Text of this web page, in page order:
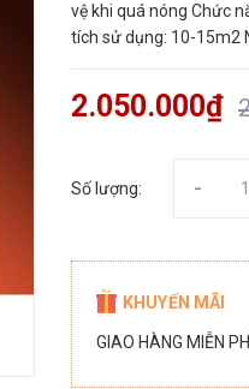
vệ khi quá nóng Chức
tích sử dụng: 10-15m2
2.050.000₫
Số lượng: -
KHUYẾN MÃI
GIAO HÀNG MIỄN